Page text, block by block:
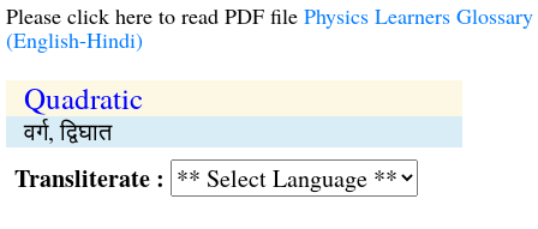
Please click here to read PDF file Physics Learners Glossary
(English-Hindi)
Quadratic
वर्ग, द्विघात
: